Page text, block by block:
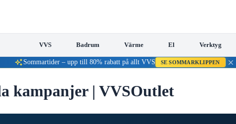
VVS Badrum Värme El Verktyg
Sommartider – upp till 80% rabatt på allt VVS SE SOMMARKLIPPEN
kampanjer | VVSOutlet